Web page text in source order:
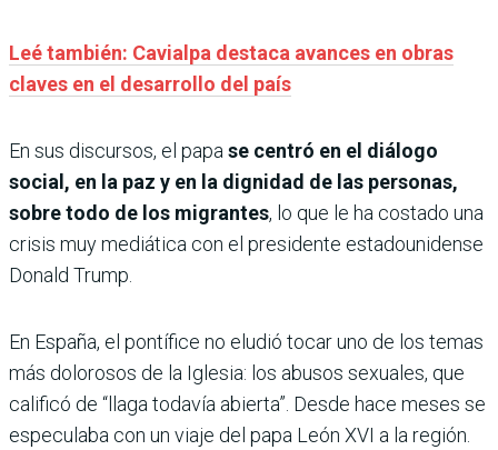
Leé también: Cavialpa destaca avances en obras
claves en el desarrollo del país
En sus discursos, el papase centró en el diálogo
social, en la paz y en la dignidad de las personas,
sobre todo de los migrantes, lo que le ha costado una
crisis muy mediática con el presidente estadounidense
Donald Trump.
En España, el pontífice no eludió tocar uno de los temas
más dolorosos de la Iglesia: los abusos sexuales, que
calificó de “llaga todavía abierta”. Desde hace meses se
especulaba con un viaje del papa León XVI a la región.